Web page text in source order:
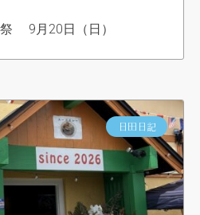
9月20日（日）
日田日記